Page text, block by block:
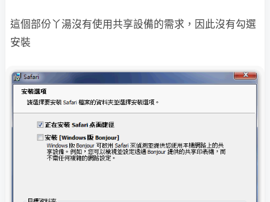
這個部份丫湯沒有使用共享設備的需求，因此沒有勾選
安裝